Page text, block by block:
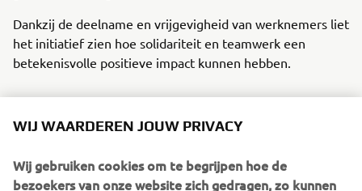
Dankzij de deelname en vrijgevigheid van werknemers liet
het initiatief zien hoe solidariteit en teamwerk een
betekenisvolle positieve impact kunnen hebben.
WIJ WAARDEREN JOUW PRIVACY
Wij gebruiken cookies om te begrijpen hoe de
bezoekers van onze website zich gedragen, zo kunnen